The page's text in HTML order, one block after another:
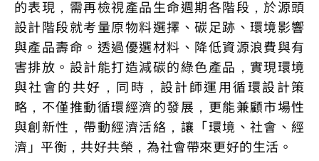
的表現，需再檢視產品生命週期各階段，於源頭
設計階段就考量原物料選擇、碳足跡、環境影響
與產品壽命。透過優選材料、降低資源浪費與有
害排放。設計能打造減碳的綠色產品，實現環境
與社會的共好，同時，設計師運用循環設計策
略，不僅推動循環經濟的發展，更能兼顧市場性
與創新性，帶動經濟活絡，讓「環境、社會、經
濟」平衡，共好共榮，為社會帶來更好的生活。